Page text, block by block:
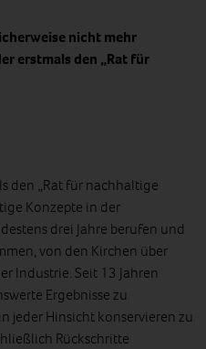
nicht mehr
erstmals den „Rat für
den „Rat für nachhaltige
Konzepte in der
drei Jahre berufen und
von den Kirchen über
Industrie. Seit 13 Jahren
Ergebnisse zu
jeder Hinsicht konservieren zu
Rückschritte